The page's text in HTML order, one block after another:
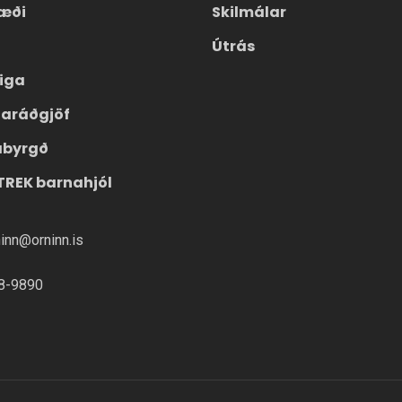
barnahjól
9890
Skilmálar
Útrás